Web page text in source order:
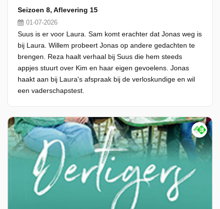
Seizoen 8, Aflevering 15
01-07-2026
Suus is er voor Laura. Sam komt erachter dat Jonas weg is
bij Laura. Willem probeert Jonas op andere gedachten te
brengen. Reza haalt verhaal bij Suus die hem steeds
appjes stuurt over Kim en haar eigen gevoelens. Jonas
haakt aan bij Laura's afspraak bij de verloskundige en wil
een vaderschapstest.